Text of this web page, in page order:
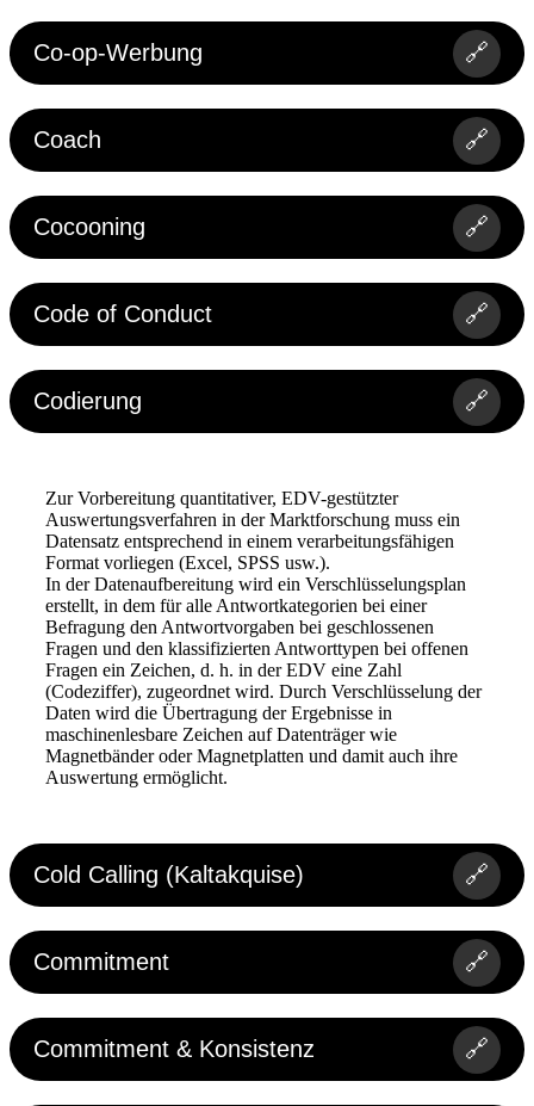
Co-op-Werbung 🔗
Coach 🔗
Cocooning 🔗
Code of Conduct 🔗
Codierung 🔗
Zur Vorbereitung quantitativer, EDV-gestützter
Auswertungsverfahren in der Marktforschung muss ein
Datensatz entsprechend in einem verarbeitungsfähigen
Format vorliegen (Excel, SPSS usw.).
In der Datenaufbereitung wird ein Verschlüsselungsplan
erstellt, in dem für alle Antwortkategorien bei einer
Befragung den Antwortvorgaben bei geschlossenen
Fragen und den klassifizierten Antworttypen bei offenen
Fragen ein Zeichen, d. h. in der EDV eine Zahl
(Codeziffer), zugeordnet wird. Durch Verschlüsselung der
Daten wird die Übertragung der Ergebnisse in
maschinenlesbare Zeichen auf Datenträger wie
Magnetbänder oder Magnetplatten und damit auch ihre
Auswertung ermöglicht.
Cold Calling (Kaltakquise) 🔗
Commitment 🔗
Commitment & Konsistenz 🔗